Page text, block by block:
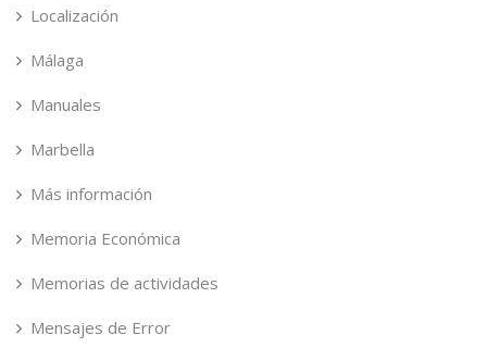
Localización
Málaga
Manuales
Marbella
Más información
Memoria Económica
Memorias de actividades
Mensajes de Error